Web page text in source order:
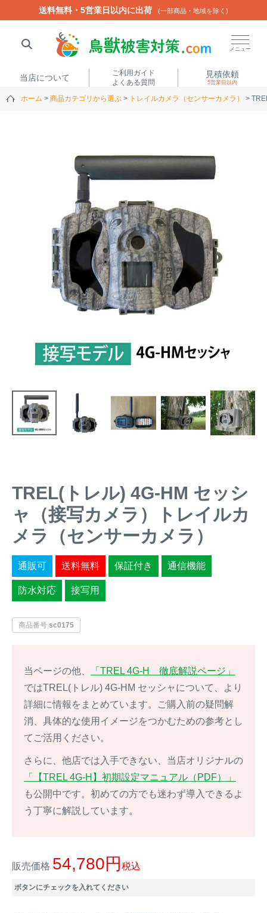
送料無料・5営業日以内に出荷 (一部商品・地域を除く)
メニュー
当店について
ご利用ガイド
よくある質問
見積依頼
5営業日以内
ホーム 商品カテゴリから選ぶ トレイルカメラ（センサーカメラ）
TREL(トレル) 4G-HM セッシ
ャ（接写カメラ）トレイルカ
メラ（センサーカメラ）
通販可 送料無料 保証付き 通信機能
防水対応 接写用
商品番号 sc0175
当ページの他、
「TREL 4G-H 徹底解説ページ」
ではTREL(トレル) 4G-HM セッシャについて、より
詳細に情報をまとめています。ご購入前の疑問解
消、具体的な使用イメージをつかむための参考とし
てご活用ください。
さらに、他店では入手できない、当店オリジナルの
「【TREL 4G-H】初期設定マニュアル（PDF）」
も公開中です。初めての方でも迷わず導入できるよ
う丁寧に解説しています。
販売価格 54,780 税込
ボタンにチェックを入れてください
送料無料・5営業日以内に出荷 (一部商品・地域を除く)
閉じる
アニマルセンサー
商品カテゴリから選ぶ
電気柵
トレイルカメラ （セン
サーカメラ）
ICT・IoT機器（捕獲通
知・遠隔監視）
金網柵
（ワイヤーメッシ
ュ柵等）
箱わな
（イノシシ・シ
箱わな （アライグマ・ハ
クビシン・ネズミ等）
防獣・防鳥ネット
苗木食害防止材
忌避用品
漁網
対象動物から選ぶ
動物の種類から対策商品を選ぶ
イノシシ対策
シカ対策
アライグマ対策
クマ対策
ハクビシン対策
タヌキ対策
アナグマ対策
キツネ対策
ネズミ・モグラ対策
ブラックバス・
ブルーギル対策
閉じる